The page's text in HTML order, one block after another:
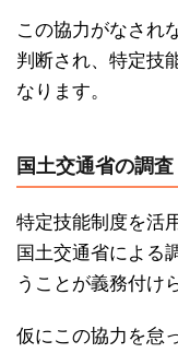
この協力がなされ
判断され、特定技
なります。
国土交通省の調
特定技能制度を活
国土交通省による
うことが義務付け
仮にこの協力を怠